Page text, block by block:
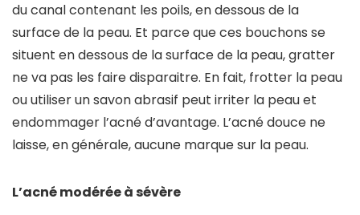
du canal contenant les poils, en dessous de la
surface de la peau. Et parce que ces bouchons se
situent en dessous de la surface de la peau, gratter
ne va pas les faire disparaitre. En fait, frotter la peau
ou utiliser un savon abrasif peut irriter la peau et
endommager l’acné d’avantage. L’acné douce ne
laisse, en générale, aucune marque sur la peau.
L’acné modérée à sévère